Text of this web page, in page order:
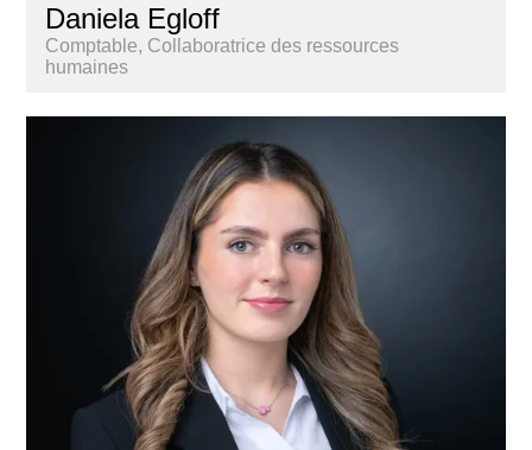
Daniela Egloff
Comptable, Collaboratrice des ressources
humaines